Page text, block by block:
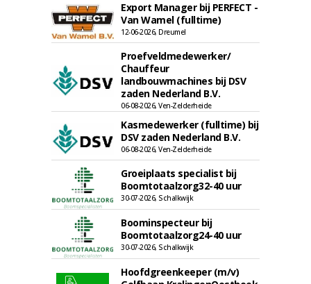
Export Manager bij PERFECT -
Van Wamel (fulltime)
12-06-2026, Dreumel
Proefveldmedewerker/
Chauffeur
landbouwmachines bij DSV
zaden Nederland B.V.
06-08-2026, Ven-Zelderheide
Kasmedewerker (fulltime) bij
DSV zaden Nederland B.V.
06-08-2026, Ven-Zelderheide
Groeiplaats specialist bij
Boomtotaalzorg32-40 uur
30-07-2026, Schalkwijk
Boominspecteur bij
Boomtotaalzorg24-40 uur
30-07-2026, Schalkwijk
Hoofdgreenkeeper (m/v)